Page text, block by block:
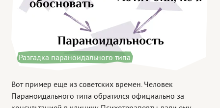
Разгадка параноидального типа
Вот пример еще из советских времен. Человек
Параноидального типа обратился официально за